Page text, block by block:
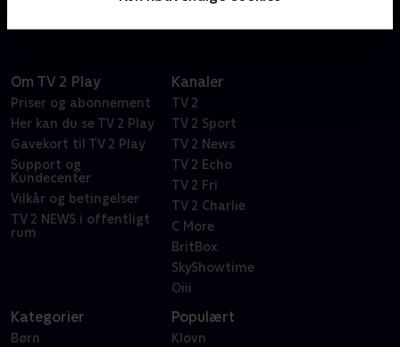
Om TV 2 Play
Priser og abonnement
Her kan du se TV 2 Play
Gavekort til TV 2 Play
Support og
Kundecenter
Vilkår og betingelser
TV 2 NEWS i offentligt
rum
Kanaler
TV 2
TV 2 Sport
TV 2 News
TV 2 Echo
TV 2 Fri
TV 2 Charlie
C More
BritBox
SkyShowtime
Oiii
Kategorier
Børn
Populært
Klovn